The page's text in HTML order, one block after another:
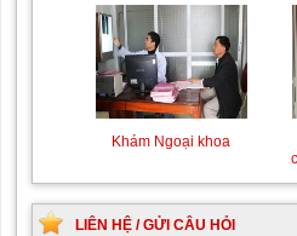
Khám Ngoại khoa
LIÊN HỆ / GỬI CÂU HỎI